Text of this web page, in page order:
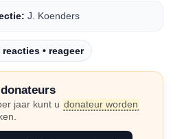
J. Koenders
reacties • reageer
jaar kunt u donateur worden